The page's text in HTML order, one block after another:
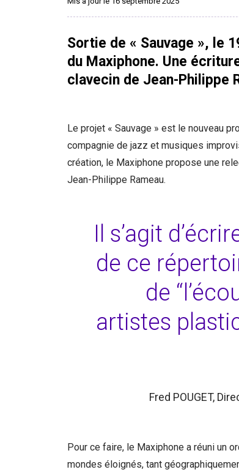
Sortie de « Sauvage », le
du Maxiphone. Une
clavecin de Jean-Philippe
Le projet « Sauvage » est le nouveau
compagnie de jazz et musiques
création, le Maxiphone propose une
Jean-Philippe Rameau.
Il s’agit
de ce
de
artistes
Fred POUGET,
Pour ce faire, le Maxiphone a réuni un
mondes éloignés, tant